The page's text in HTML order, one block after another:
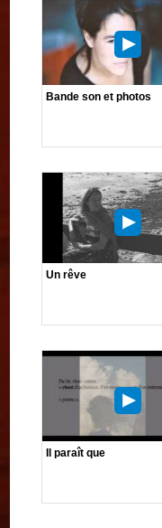
Bande son et photos
Un rêve
Il paraît que